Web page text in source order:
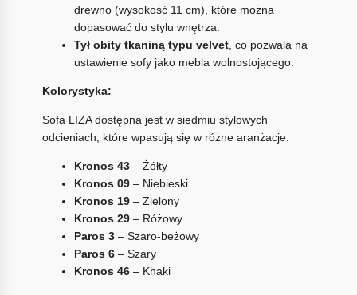
drewno (wysokość 11 cm), które można
dopasować do stylu wnętrza.
Tył obity tkaniną typu velvet, co pozwala na
ustawienie sofy jako mebla wolnostojącego.
Kolorystyka:
Sofa LIZA dostępna jest w siedmiu stylowych
odcieniach, które wpasują się w różne aranżacje:
Kronos 43– Żółty
Kronos 09– Niebieski
Kronos 19– Zielony
Kronos 29– Różowy
Paros 3– Szaro-beżowy
Paros 6– Szary
Kronos 46– Khaki